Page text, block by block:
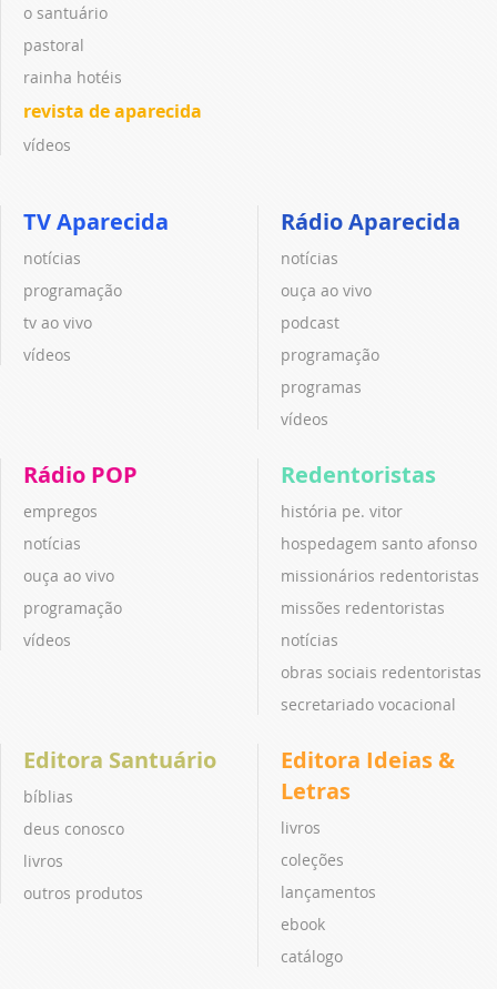
o santuário
pastoral
rainha hotéis
revista de aparecida
vídeos
TV Aparecida
notícias
programação
tv ao vivo
vídeos
Rádio Aparecida
notícias
ouça ao vivo
podcast
programação
programas
vídeos
Rádio POP
empregos
notícias
ouça ao vivo
programação
vídeos
Redentoristas
história pe. vitor
hospedagem santo afonso
missionários redentoristas
missões redentoristas
notícias
obras sociais redentoristas
secretariado vocacional
Editora Santuário
bíblias
deus conosco
livros
outros produtos
Editora Ideias &
Letras
livros
coleções
lançamentos
ebook
catálogo